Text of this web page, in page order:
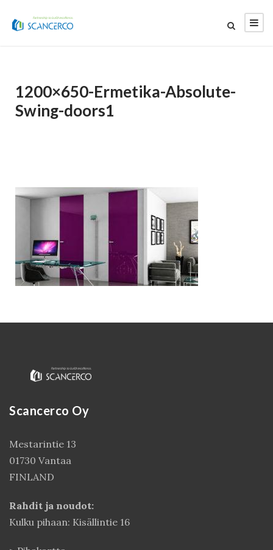
1200×650-Ermetika-Absolute-
Swing-doors1
Scancerco Oy
Mestarintie 13
01730 Vantaa
FINLAND
Rahdit ja noudot:
Kulku pihaan: Kisällintie 16